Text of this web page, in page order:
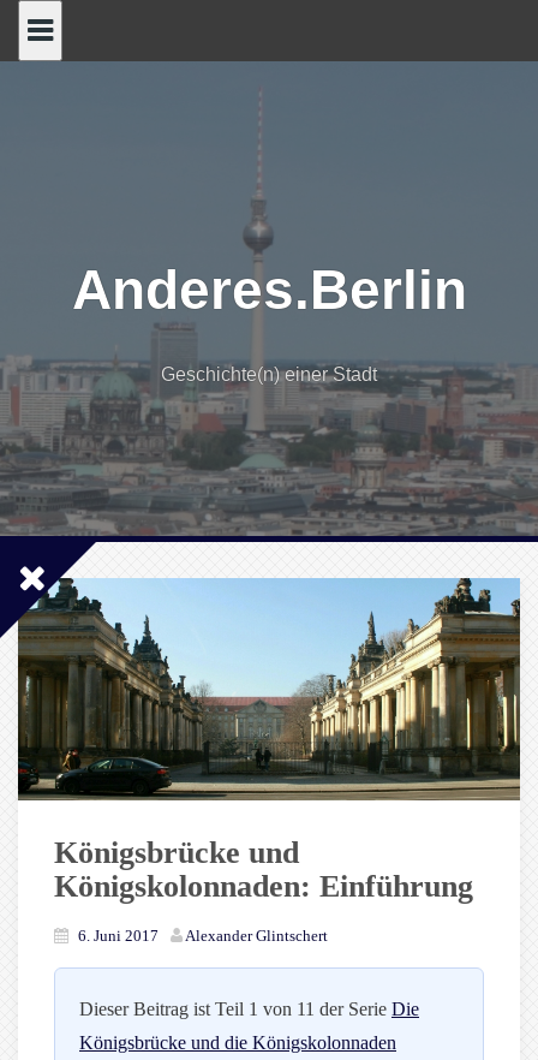
Anderes.Berlin
Geschichte(n) einer Stadt
Königsbrücke und
Königskolonnaden: Einführung
6. Juni 2017 Alexander Glintschert
Dieser Beitrag ist Teil 1 von 11 der Serie Die
Königsbrücke und die Königskolonnaden